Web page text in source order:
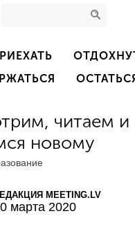
читаем и
новому
MEETING.LV
марта 2020